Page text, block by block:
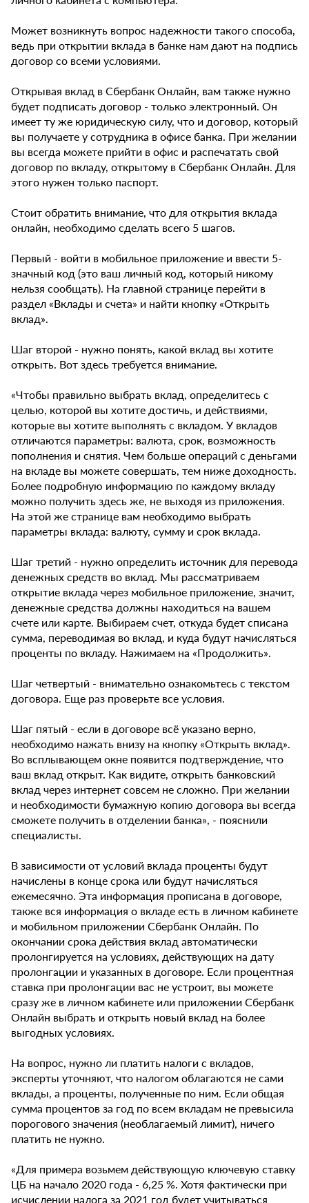
Может возникнуть вопрос надежности такого способа,
ведь при открытии вклада в банке нам дают на подпись
договор со всеми условиями.
Открывая вклад в Сбербанк Онлайн, вам также нужно
будет подписать договор - только электронный. Он
имеет ту же юридическую силу, что и договор, который
вы получаете у сотрудника в офисе банка. При желании
вы всегда можете прийти в офис и распечатать свой
договор по вкладу, открытому в Сбербанк Онлайн. Для
этого нужен только паспорт.
Стоит обратить внимание, что для открытия вклада
онлайн, необходимо сделать всего 5 шагов.
Первый - войти в мобильное приложение и ввести 5-
значный код (это ваш личный код, который никому
нельзя сообщать). На главной странице перейти в
раздел «Вклады и счета» и найти кнопку «Открыть
вклад».
Шаг второй - нужно понять, какой вклад вы хотите
открыть. Вот здесь требуется внимание.
«Чтобы правильно выбрать вклад, определитесь с
целью, которой вы хотите достичь, и действиями,
которые вы хотите выполнять с вкладом. У вкладов
отличаются параметры: валюта, срок, возможность
пополнения и снятия. Чем больше операций с деньгами
на вкладе вы можете совершать, тем ниже доходность.
Более подробную информацию по каждому вкладу
можно получить здесь же, не выходя из приложения.
На этой же странице вам необходимо выбрать
параметры вклада: валюту, сумму и срок вклада.
Шаг третий - нужно определить источник для перевода
денежных средств во вклад. Мы рассматриваем
открытие вклада через мобильное приложение, значит,
денежные средства должны находиться на вашем
счете или карте. Выбираем счет, откуда будет списана
сумма, переводимая во вклад, и куда будут начисляться
проценты по вкладу. Нажимаем на «Продолжить».
Шаг четвертый - внимательно ознакомьтесь с текстом
договора. Еще раз проверьте все условия.
Шаг пятый - если в договоре всё указано верно,
необходимо нажать внизу на кнопку «Открыть вклад».
Во всплывающем окне появится подтверждение, что
ваш вклад открыт. Как видите, открыть банковский
вклад через интернет совсем не сложно. При желании
и необходимости бумажную копию договора вы всегда
сможете получить в отделении банка», - пояснили
специалисты.
В зависимости от условий вклада проценты будут
начислены в конце срока или будут начисляться
ежемесячно. Эта информация прописана в договоре,
также вся информация о вкладе есть в личном кабинете
и мобильном приложении Сбербанк Онлайн. По
окончании срока действия вклад автоматически
пролонгируется на условиях, действующих на дату
пролонгации и указанных в договоре. Если процентная
ставка при пролонгации вас не устроит, вы можете
сразу же в личном кабинете или приложении Сбербанк
Онлайн выбрать и открыть новый вклад на более
выгодных условиях.
На вопрос, нужно ли платить налоги с вкладов,
эксперты уточняют, что налогом облагаются не сами
вклады, а проценты, полученные по ним. Если общая
сумма процентов за год по всем вкладам не превысила
порогового значения (необлагаемый лимит), ничего
платить не нужно.
«Для примера возьмем действующую ключевую ставку
ЦБ на начало 2020 года - 6,25 %. Хотя фактически при
исчислении налога за 2021 год будет учитываться